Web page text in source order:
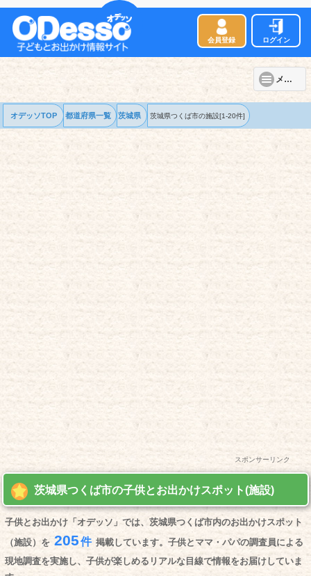
会員登録 ログイン
メニュー
オデッソTOP 都道府県一覧 茨城県 茨城県つくば市の施設[1-20件]
スポンサーリンク
茨城県つくば市の子供とお出かけスポット(施設)
子供とお出かけ「オデッソ」では、茨城県つくば市内のお出かけスポット
（施設）を 205件 掲載しています。子供とママ・パパの調査員による
現地調査を実施し、子供が楽しめるリアルな目線で情報をお届けしていま